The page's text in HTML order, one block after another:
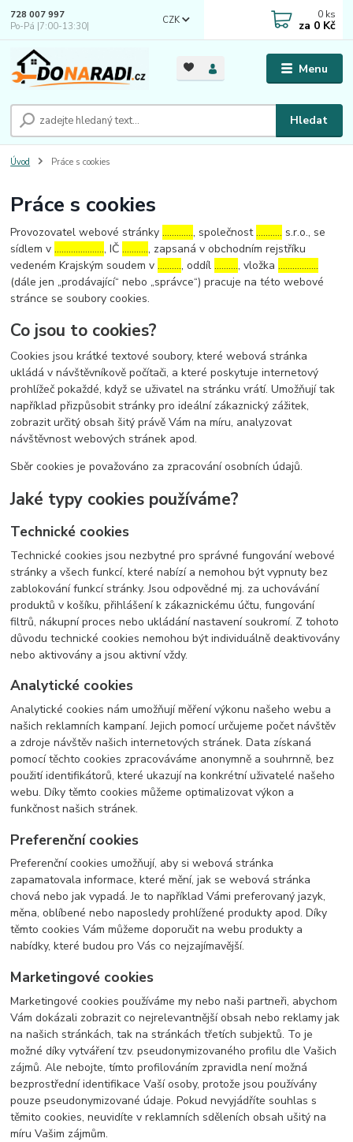
Menu
CZK
Hledat
728 007 997
Po-Pá |7:00-13:30|
0 ks
za 0 Kč
Úvod Práce s cookies
Práce s cookies
Provozovatel webové stránky…………., společnost……….. s.r.o., se
sídlem v…………………, IČ……….., zapsaná v obchodním rejstříku
vedeném Krajským soudem v………., oddíl………., vložka……………..
(dále jen „prodávající“ nebo „správce“) pracuje na této webové
stránce se soubory cookies.
Co jsou to cookies?
Cookies jsou krátké textové soubory, které webová stránka
ukládá v návštěvníkově počítači, a které poskytuje internetový
prohlížeč pokaždé, když se uživatel na stránku vrátí. Umožňují tak
například přizpůsobit stránky pro ideální zákaznický zážitek,
zobrazit určitý obsah šitý právě Vám na míru, analyzovat
návštěvnost webových stránek apod.
Sběr cookies je považováno za zpracování osobních údajů.
Jaké typy cookies používáme?
Technické cookies
Technické cookies jsou nezbytné pro správné fungování webové
stránky a všech funkcí, které nabízí a nemohou být vypnuty bez
zablokování funkcí stránky. Jsou odpovědné mj. za uchovávání
produktů v košíku, přihlášení k zákaznickému účtu, fungování
filtrů, nákupní proces nebo ukládání nastavení soukromí. Z tohoto
důvodu technické cookies nemohou být individuálně deaktivovány
nebo aktivovány a jsou aktivní vždy.
Analytické cookies
Analytické cookies nám umožňují měření výkonu našeho webu a
našich reklamních kampaní. Jejich pomocí určujeme počet návštěv
a zdroje návštěv našich internetových stránek. Data získaná
pomocí těchto cookies zpracováváme anonymně a souhrnně, bez
použití identifikátorů, které ukazují na konkrétní uživatelé našeho
webu. Díky těmto cookies můžeme optimalizovat výkon a
funkčnost našich stránek.
Preferenční cookies
Preferenční cookies umožňují, aby si webová stránka
zapamatovala informace, které mění, jak se webová stránka
chová nebo jak vypadá. Je to například Vámi preferovaný jazyk,
měna, oblíbené nebo naposledy prohlížené produkty apod. Díky
těmto cookies Vám můžeme doporučit na webu produkty a
nabídky, které budou pro Vás co nejzajímavější.
Marketingové cookies
Marketingové cookies používáme my nebo naši partneři, abychom
Vám dokázali zobrazit co nejrelevantnější obsah nebo reklamy jak
na našich stránkách, tak na stránkách třetích subjektů. To je
možné díky vytváření tzv. pseudonymizovaného profilu dle Vašich
zájmů. Ale nebojte, tímto profilováním zpravidla není možná
bezprostřední identifikace Vaší osoby, protože jsou používány
pouze pseudonymizované údaje. Pokud nevyjádříte souhlas s
těmito cookies, neuvidíte v reklamních sděleních obsah ušitý na
míru Vašim zájmům.